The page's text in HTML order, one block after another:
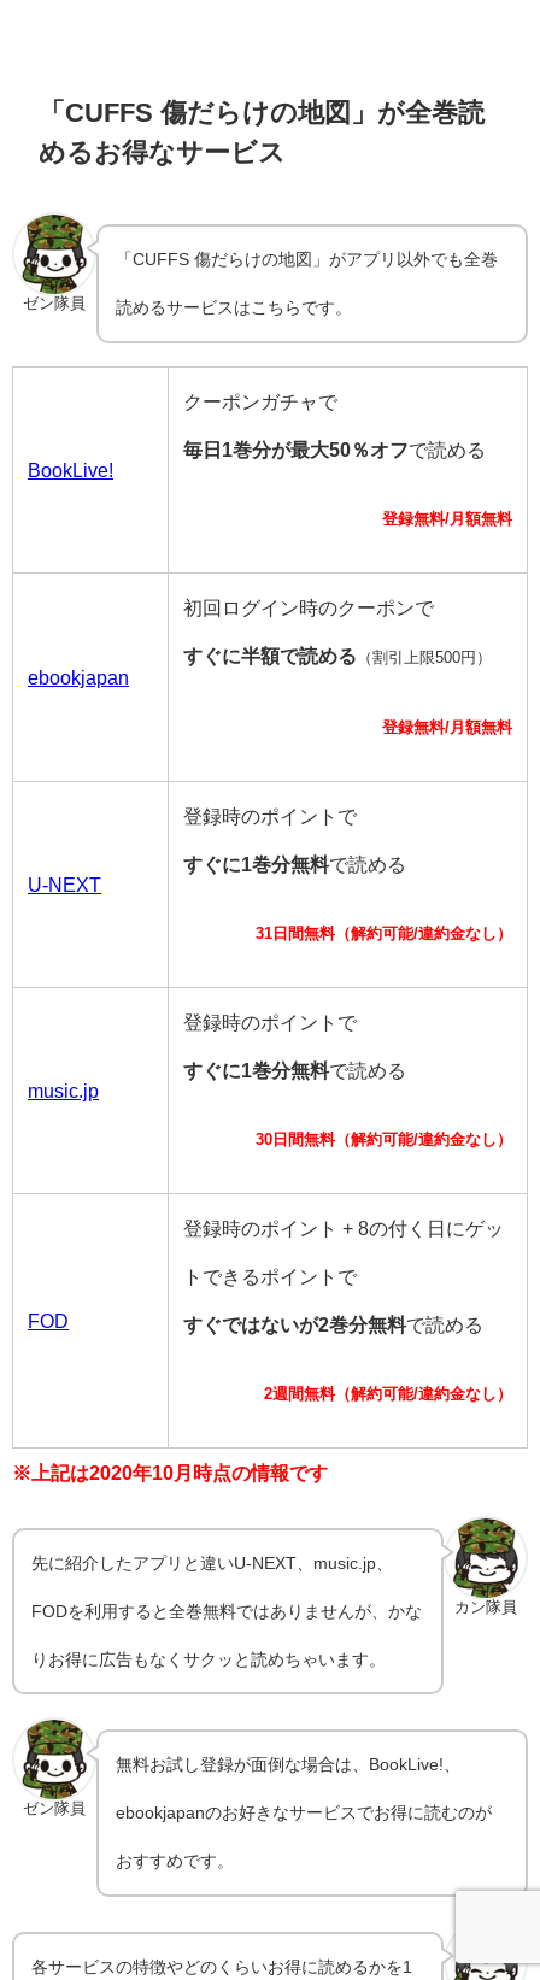
「CUFFS 傷だらけの地図」が全巻読
めるお得なサービス
ゼン隊員
「CUFFS 傷だらけの地図」がアプリ以外でも全巻
読めるサービスはこちらです。
BookLive!
クーポンガチャで
毎日1巻分が最大50％オフで読める
登録無料/月額無料
ebookjapan
初回ログイン時のクーポンで
すぐに半額で読める （割引上限500円）
登録無料/月額無料
U-NEXT
登録時のポイントで
すぐに1巻分無料で読める
31日間無料（解約可能/違約金なし）
music.jp
登録時のポイントで
すぐに1巻分無料で読める
30日間無料（解約可能/違約金なし）
FOD
登録時のポイント + 8の付く日にゲッ
トできるポイントで
すぐではないが2巻分無料で読める
2週間無料（解約可能/違約金なし）
※上記は2020年10月時点の情報です
カン隊員
先に紹介したアプリと違いU-NEXT、music.jp、
FODを利用すると全巻無料ではありませんが、かな
りお得に広告もなくサクッと読めちゃいます。
ゼン隊員
無料お試し登録が面倒な場合は、BookLive!、
ebookjapanのお好きなサービスでお得に読むのが
おすすめです。
各サービスの特徴やどのくらいお得に読めるかを1